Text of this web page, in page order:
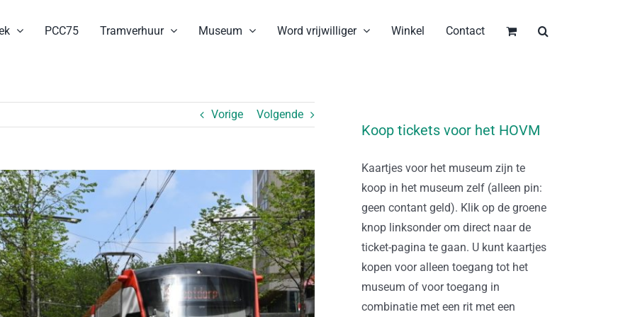
PCC75 Tramverhuur Museum Word vrijwilliger Winkel Contact
Vorige Volgende
Koop tickets voor het HOVM
Kaartjes voor het museum zijn te
koop in het museum zelf (alleen pin:
geen contant geld). Klik op de groene
knop linksonder om direct naar de
ticket-pagina te gaan. U kunt kaartjes
kopen voor alleen toegang tot het
museum of voor toegang in
combinatie met een rit met een